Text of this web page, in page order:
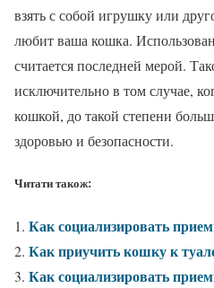
взять с собой игрушку или
любит ваша кошка.
считается последней мерой.
исключительно в том случае,
кошкой, до такой степени
здоровью и безопасности.
Читати також:
Как социализировать
Как приучить кошку к
Как социализировать